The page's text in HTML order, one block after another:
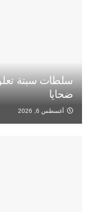
ضحايا
أغسطس 6, 2026